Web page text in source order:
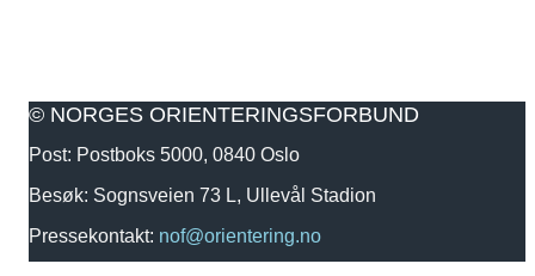
© NORGES ORIENTERINGSFORBUND
Post: Postboks 5000, 0840 Oslo
Besøk: Sognsveien 73 L, Ullevål Stadion
Pressekontakt: nof@orientering.no